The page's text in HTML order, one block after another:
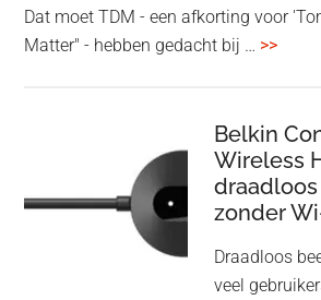
Dat moet TDM - een afkorting voor
Matter" - hebben gedacht bij … >>
in
een
twist
Belkin
Wireless
zonder
Draadloos
veel